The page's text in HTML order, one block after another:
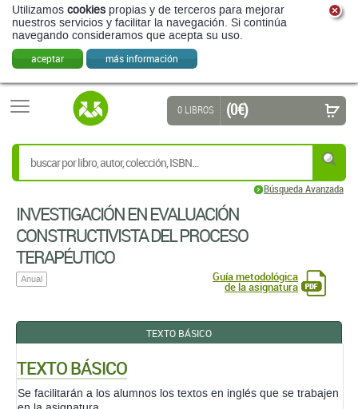
Utilizamos cookies propias y de terceros para mejorar
nuestros servicios y facilitar la navegación. Si continúa
navegando consideramos que acepta su uso.
aceptar más información
Búsqueda Avanzada
0 LIBROS (0 €)
INVESTIGACIÓN EN EVALUACIÓN
CONSTRUCTIVISTA DEL PROCESO
TERAPÉUTICO
Anual Guía metodológica
de la asignatura
TEXTO BÁSICO
TEXTO BÁSICO
Se facilitarán a los alumnos los textos en inglés que se trabajen